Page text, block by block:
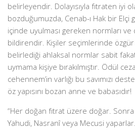
belirleyendir. Dolayısıyla fıtraten iyi
bozduğumuzda, Cenab-ı Hak bir
içinde uyulması gereken normları ve
bildirendir. Kişiler seçimlerinde özgür
belirlediği ahlaksal normlar sabit
uymama kişiye bırakılmıştır. Ödül
cehennem’in varlığı bu savımızı
öz yapısını bozan anne ve babasıdır!
“Her doğan fıtrat üzere doğar.
Yahudi, Nasranî veya Mecusi